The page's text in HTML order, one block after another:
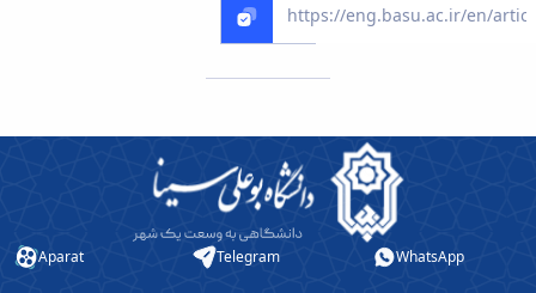
Aparat Telegram WhatsApp